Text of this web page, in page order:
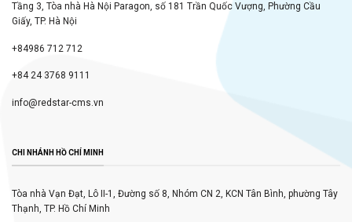
Tầng 3, Tòa nhà Hà Nội Paragon, số 181 Trần Quốc Vượng, Phường Cầu
Giấy, TP. Hà Nội
+84986 712 712
+84 24 3768 9111
info@redstar-cms.vn
CHI NHÁNH HỒ CHÍ MINH
Tòa nhà Vạn Đạt, Lô II-1, Đường số 8, Nhóm CN 2, KCN Tân Bình, phường Tây
Thạnh, TP. Hồ Chí Minh